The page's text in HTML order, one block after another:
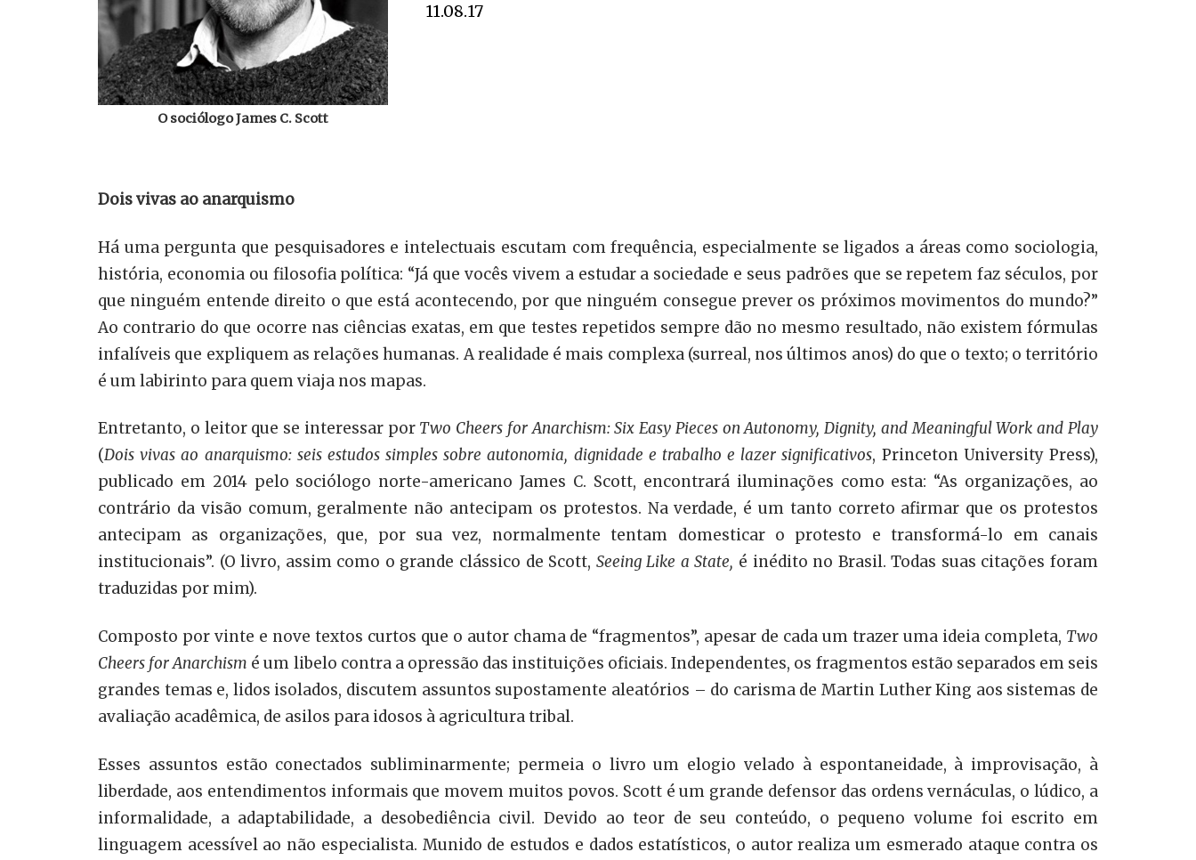
O sociólogo James C. Scott
11.08.17
Dois vivas ao anarquismo
Há uma pergunta que pesquisadores e intelectuais escutam com frequência, especialmente se ligados a áreas como sociologia,
história, economia ou filosofia política: “Já que vocês vivem a estudar a sociedade e seus padrões que se repetem faz séculos, por
que ninguém entende direito o que está acontecendo, por que ninguém consegue prever os próximos movimentos do mundo?”
Ao contrario do que ocorre nas ciências exatas, em que testes repetidos sempre dão no mesmo resultado, não existem fórmulas
infalíveis que expliquem as relações humanas. A realidade é mais complexa (surreal, nos últimos anos) do que o texto; o território
é um labirinto para quem viaja nos mapas.
Entretanto, o leitor que se interessar por Two Cheers for Anarchism: Six Easy Pieces on Autonomy, Dignity, and Meaningful Work and Play
(Dois vivas ao anarquismo: seis estudos simples sobre autonomia, dignidade e trabalho e lazer significativos, Princeton University Press),
publicado em 2014 pelo sociólogo norte-americano James C. Scott, encontrará iluminações como esta: “As organizações, ao
contrário da visão comum, geralmente não antecipam os protestos. Na verdade, é um tanto correto afirmar que os protestos
antecipam as organizações, que, por sua vez, normalmente tentam domesticar o protesto e transformá-lo em canais
institucionais”. (O livro, assim como o grande clássico de Scott, Seeing Like a State, é inédito no Brasil. Todas suas citações foram
traduzidas por mim).
Composto por vinte e nove textos curtos que o autor chama de “fragmentos”, apesar de cada um trazer uma ideia completa, Two
Cheers for Anarchism é um libelo contra a opressão das instituições oficiais. Independentes, os fragmentos estão separados em seis
grandes temas e, lidos isolados, discutem assuntos supostamente aleatórios – do carisma de Martin Luther King aos sistemas de
avaliação acadêmica, de asilos para idosos à agricultura tribal.
Esses assuntos estão conectados subliminarmente; permeia o livro um elogio velado à espontaneidade, à improvisação, à
liberdade, aos entendimentos informais que movem muitos povos. Scott é um grande defensor das ordens vernáculas, o lúdico, a
informalidade, a adaptabilidade, a desobediência civil. Devido ao teor de seu conteúdo, o pequeno volume foi escrito em
linguagem acessível ao não especialista. Munido de estudos e dados estatísticos, o autor realiza um esmerado ataque contra os